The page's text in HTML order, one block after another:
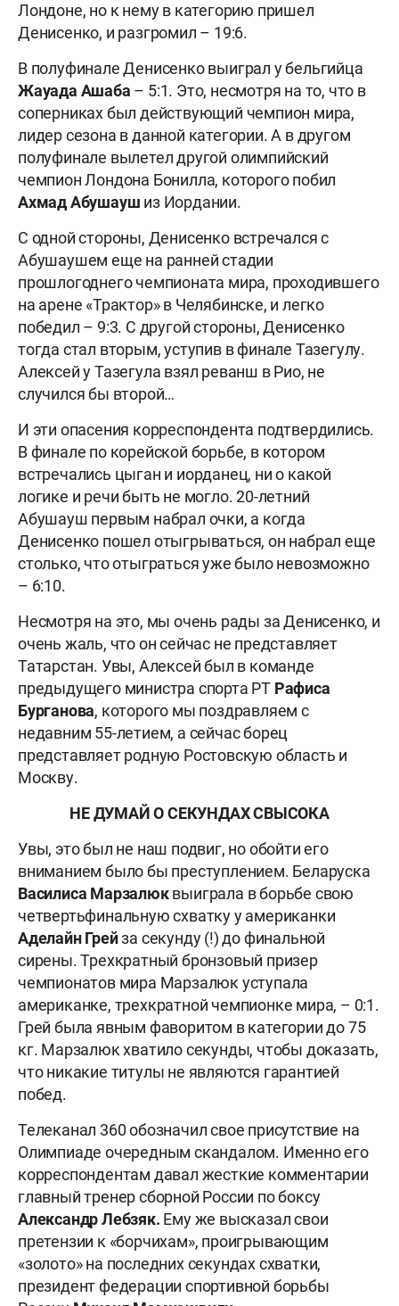
Лондоне, но к нему в категорию пришел
Денисенко, и разгромил – 19:6.
В полуфинале Денисенко выиграл у бельгийца
Жауада Ашаба – 5:1. Это, несмотря на то, что в
соперниках был действующий чемпион мира,
лидер сезона в данной категории. А в другом
полуфинале вылетел другой олимпийский
чемпион Лондона Бонилла, которого побил
Ахмад Абушауш из Иордании.
С одной стороны, Денисенко встречался с
Абушаушем еще на ранней стадии
прошлогоднего чемпионата мира, проходившего
на арене «Трактор» в Челябинске, и легко
победил – 9:3. С другой стороны, Денисенко
тогда стал вторым, уступив в финале Тазегулу.
Алексей у Тазегула взял реванш в Рио, не
случился бы второй…
И эти опасения корреспондента подтвердились.
В финале по корейской борьбе, в котором
встречались цыган и иорданец, ни о какой
логике и речи быть не могло. 20-летний
Абушауш первым набрал очки, а когда
Денисенко пошел отыгрываться, он набрал еще
столько, что отыграться уже было невозможно
– 6:10.
Несмотря на это, мы очень рады за Денисенко, и
очень жаль, что он сейчас не представляет
Татарстан. Увы, Алексей был в команде
предыдущего министра спорта РТ Рафиса
Бурганова, которого мы поздравляем с
недавним 55-летием, а сейчас борец
представляет родную Ростовскую область и
Москву.
НЕ ДУМАЙ О СЕКУНДАХ СВЫСОКА
Увы, это был не наш подвиг, но обойти его
вниманием было бы преступлением. Беларуска
Василиса Марзалюквыиграла в борьбе свою
четвертьфинальную схватку у американки
Аделайн Грейза секунду (!) до финальной
сирены. Трехкратный бронзовый призер
чемпионатов мира Марзалюк уступала
американке, трехкратной чемпионке мира, – 0:1.
Грей была явным фаворитом в категории до 75
кг. Марзалюк хватило секунды, чтобы доказать,
что никакие титулы не являются гарантией
побед.
Телеканал 360 обозначил свое присутствие на
Олимпиаде очередным скандалом. Именно его
корреспондентам давал жесткие комментарии
главный тренер сборной России по боксу
Александр Лебзяк. Ему же высказал свои
претензии к «борчихам», проигрывающим
«золото» на последних секундах схватки,
президент федерации спортивной борьбы